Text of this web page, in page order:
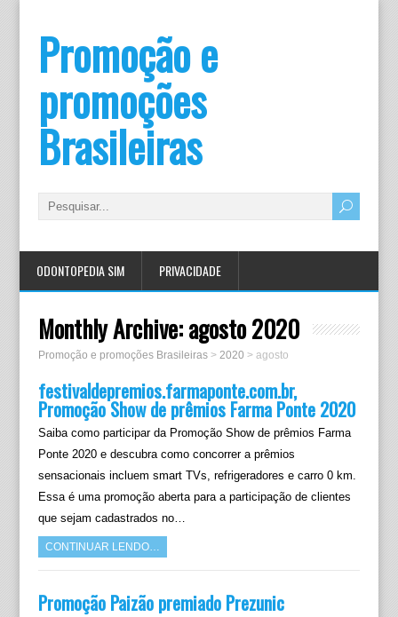
Promoção e
promoções
Brasileiras
ODONTOPEDIA SIM PRIVACIDADE
Monthly Archive:agosto 2020
Promoção e promoções Brasileiras> 2020 > agosto
festivaldepremios.farmaponte.com.br,
Promoção Show de prêmios Farma Ponte 2020
Saiba como participar da Promoção Show de prêmios Farma
Ponte 2020 e descubra como concorrer a prêmios
sensacionais incluem smart TVs, refrigeradores e carro 0 km.
Essa é uma promoção aberta para a participação de clientes
que sejam cadastrados no…
CONTINUAR LENDO…
Promoção Paizão premiado Prezunic